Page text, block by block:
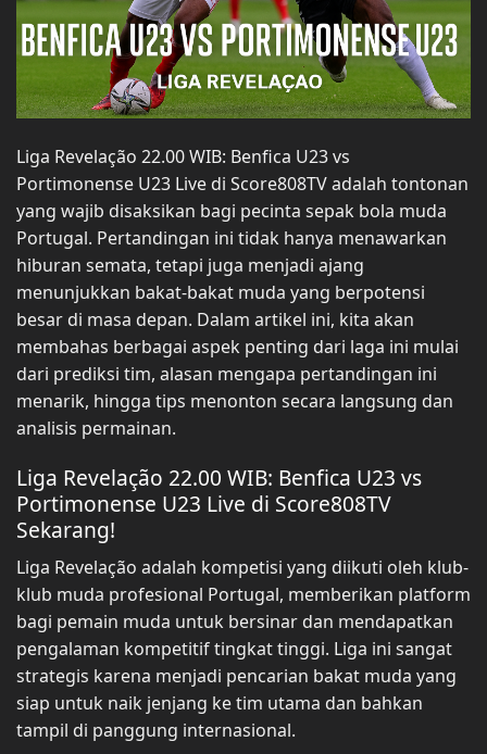
Liga Revelação 22.00 WIB: Benfica U23 vs
Portimonense U23 Live di Score808TV adalah tontonan
yang wajib disaksikan bagi pecinta sepak bola muda
Portugal. Pertandingan ini tidak hanya menawarkan
hiburan semata, tetapi juga menjadi ajang
menunjukkan bakat-bakat muda yang berpotensi
besar di masa depan. Dalam artikel ini, kita akan
membahas berbagai aspek penting dari laga ini mulai
dari prediksi tim, alasan mengapa pertandingan ini
menarik, hingga tips menonton secara langsung dan
analisis permainan.
Liga Revelação 22.00 WIB: Benfica U23 vs
Portimonense U23 Live di Score808TV
Sekarang!
Liga Revelação adalah kompetisi yang diikuti oleh klub-
klub muda profesional Portugal, memberikan platform
bagi pemain muda untuk bersinar dan mendapatkan
pengalaman kompetitif tingkat tinggi. Liga ini sangat
strategis karena menjadi pencarian bakat muda yang
siap untuk naik jenjang ke tim utama dan bahkan
tampil di panggung internasional.